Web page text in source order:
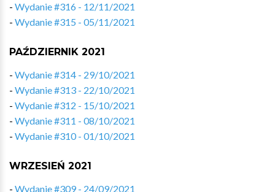
- Wydanie #316 - 12/11/2021
- Wydanie #315 - 05/11/2021
PAŹDZIERNIK 2021
- Wydanie #314 - 29/10/2021
- Wydanie #313 - 22/10/2021
- Wydanie #312 - 15/10/2021
- Wydanie #311 - 08/10/2021
- Wydanie #310 - 01/10/2021
WRZESIEŃ 2021
- Wydanie #309 - 24/09/2021